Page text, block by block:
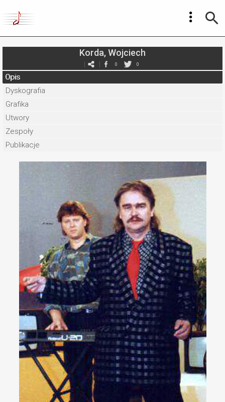
Korda, Wojciech
0 0
Opis
Dyskografia
Grafika
Utwory
Zespoły
Publikacje